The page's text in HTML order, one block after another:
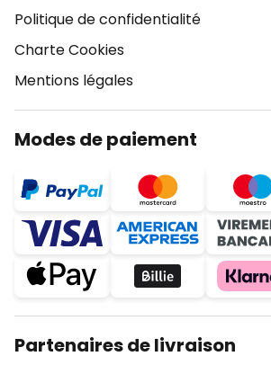
Politique de confidentialité
Charte Cookies
Mentions légales
Modes de paiement
Partenaires de livraison